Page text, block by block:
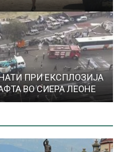
ПРИ ЕКСПЛОЗИЈА
ВО СИЕРА ЛЕОНЕ